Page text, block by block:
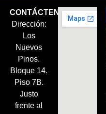
CONTÁCTENOS
Dirección:
Los
Nuevos
Pinos.
Bloque 14.
Piso 7B.
Justo
frente al